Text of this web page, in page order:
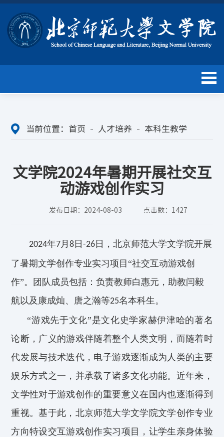
当前位置： 首页 人才培养 本科生教学
文学院2024年暑期开展社交互
动游戏创作实习
发布日期：2024-08-03 点击数： 1427
2024年7月8 日-26 日，北京师范大学文学院开展
了暑期文学创作专业实习项目“社交互动游戏创
作”。团队成员包括：负责教师白惠元，助教闫毅
航以及 康成灿、唐之瀚等25名本科生。
“游戏先于文化”是文化史学家赫伊津哈的著名
论断，广义的游戏伴随着整个人类文明，而随着时
代发展与技术迭代，电子游戏逐渐成为人类的主要
娱乐方式之一，并承载了诸多文化功能。近年来，
文学性对于游戏创作的重要意义在国内也逐渐得到
重视。基于此，北京师范大学文学院文学创作专业
方向特设交互游戏创作实习 项目，让学生亲身体验